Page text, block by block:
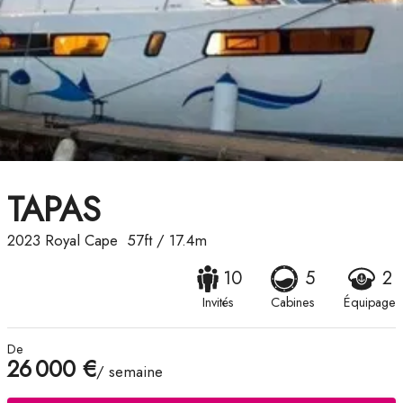
TAPAS
2023 Royal Cape 57ft/ 17.4m
10
Invités
5
Cabines
2
Équipage
De
26 000 €/ semaine